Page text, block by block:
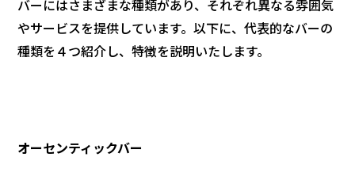
バーにはさまざまな種類があり、それぞれ異なる雰囲気
やサービスを提供しています。以下に、代表的なバーの
種類を４つ紹介し、特徴を説明いたします。
オーセンティックバー